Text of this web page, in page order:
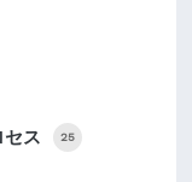
ス 25